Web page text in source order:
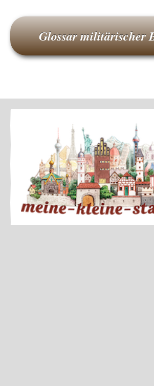
Glossar militärischer